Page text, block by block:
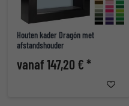
Houten kader Dragón met
afstandshouder
vanaf 147,20 € *